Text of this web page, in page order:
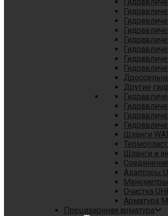
Другие
Шланги
Шланги и
Адапторы
Очистка
Арматура
Прецизионная арматура